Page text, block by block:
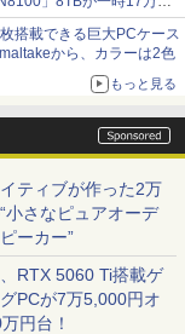
価格]
搭載できる巨大PCケース
から、カラーは2色
もっと見る
ティブが作った2万
小さなピュアオーデ
ーカー”
RTX 5060 Ti搭載ゲ
PCが7万5,000円オ
円台！